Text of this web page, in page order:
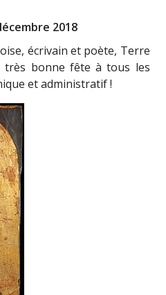
2018
écrivain et poète, Terre
très bonne fête à tous les
et administratif !